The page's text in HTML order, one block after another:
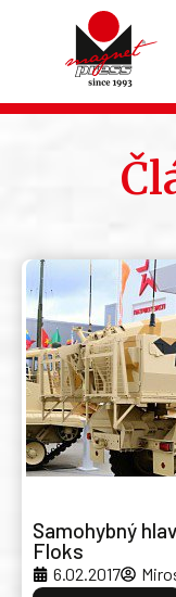
Samohybný
Floks
6.02.2017